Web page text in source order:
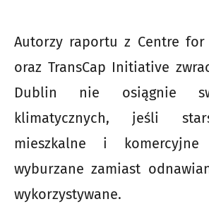
Autorzy raportu z Centre
oraz TransCap Initiative
Dublin nie osiągnie
klimatycznych, jeśli
mieszkalne i
wyburzane zamiast
wykorzystywane.